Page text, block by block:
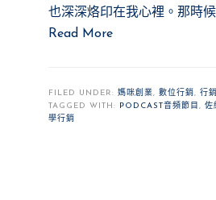
也深深烙印在我心裡。那時
Read More
FILED UNDER: 媽咪創業, 數位行銷, 行
TAGGED WITH:
PODCAST音頻節目 , 佐
學行銷